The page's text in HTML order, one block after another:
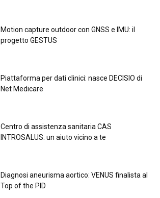
Motion capture outdoor con GNSS e IMU: il
progetto GESTUS
Piattaforma per dati clinici: nasce DECISIO di
Net Medicare
Centro di assistenza sanitaria CAS
INTROSALUS: un aiuto vicino a te
Diagnosi aneurisma aortico: VENUS finalista al
Top of the PID